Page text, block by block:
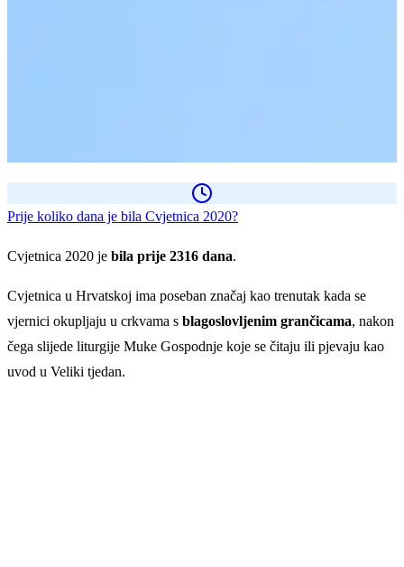
Prije koliko dana je bila Cvjetnica 2020?
Cvjetnica 2020 je bila prije 2316 dana.
Cvjetnica u Hrvatskoj ima poseban značaj kao trenutak kada se
vjernici okupljaju u crkvama s blagoslovljenim grančicama, nakon
čega slijede liturgije Muke Gospodnje koje se čitaju ili pjevaju kao
uvod u Veliki tjedan.